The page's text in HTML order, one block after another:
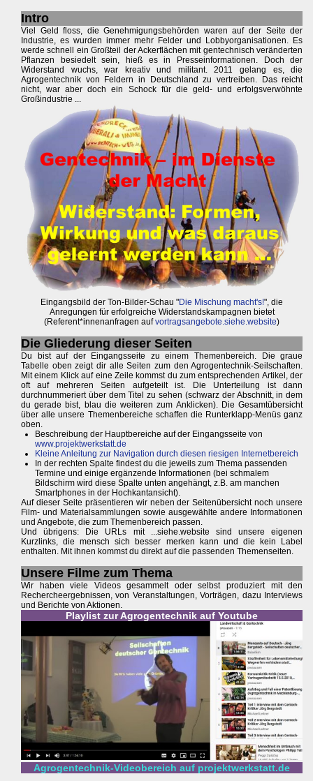
Intro
Viel Geld floss, die Genehmigungsbehörden waren auf der Seite der
Industrie, es wurden immer mehr Felder und Lobbyorganisationen. Es
werde schnell ein Großteil der Ackerflächen mit gentechnisch veränderten
Pflanzen besiedelt sein, hieß es in Presseinformationen. Doch der
Widerstand wuchs, war kreativ und militant. 2011 gelang es, die
Agrogentechnik von Feldern in Deutschland zu vertreiben. Das reicht
nicht, war aber doch ein Schock für die geld- und erfolgsverwöhnte
Großindustrie ...
Eingangsbild der Ton-Bilder-Schau "Die Mischung macht's!", die
Anregungen für erfolgreiche Widerstandskampagnen bietet
(Referent*innenanfragen aufvortragsangebote.siehe.website)
Die Gliederung dieser Seiten
Du bist auf der Eingangsseite zu einem Themenbereich. Die graue
Tabelle oben zeigt dir alle Seiten zum den Agrogentechnik-Seilschaften.
Mit einem Klick auf eine Zeile kommst du zum entsprechenden Artikel, der
oft auf mehreren Seiten aufgeteilt ist. Die Unterteilung ist dann
durchnummeriert über dem Titel zu sehen (schwarz der Abschnitt, in dem
du gerade bist, blau die weiteren zum Anklicken). Die Gesamtübersicht
über alle unsere Themenbereiche schaffen die Runterklapp-Menüs ganz
oben.
Beschreibung der Hauptbereiche auf der Eingangsseite von
www.projektwerkstatt.de
Kleine Anleitung zur Navigation durch diesen riesigen Internetbereich
In der rechten Spalte findest du die jeweils zum Thema passenden
Termine und einige ergänzende Informationen (bei schmalem
Bildschirm wird diese Spalte unten angehängt, z.B. am manchen
Smartphones in der Hochkantansicht).
Auf dieser Seite präsentieren wir neben der Seitenübersicht noch unsere
Film- und Materialsammlungen sowie ausgewählte andere Informationen
und Angebote, die zum Themenbereich passen.
Und übrigens: Die URLs mit ...siehe.website sind unsere eigenen
Kurzlinks, die mensch sich besser merken kann und die kein Label
enthalten. Mit ihnen kommst du direkt auf die passenden Themenseiten.
Unsere Filme zum Thema
Wir haben viele Videos gesammelt oder selbst produziert mit den
Rechercheergebnissen, von Veranstaltungen, Vorträgen, dazu Interviews
und Berichte von Aktionen.
Playlist zur Agrogentechnik auf Youtube
Agrogentechnik-Videobereich auf projektwerkstatt.de